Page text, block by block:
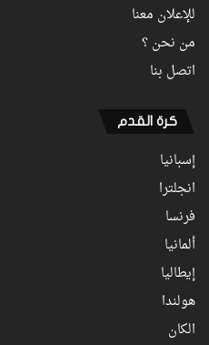
للإعلان معنا
من نحن ؟
اتصل بنا
كرة القدم
إسبانيا
انجلترا
فرنسا
ألمانيا
إيطاليا
هولندا
الكان